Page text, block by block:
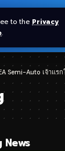
to the Privacy
.
Semi-Auto เจ้าแรก